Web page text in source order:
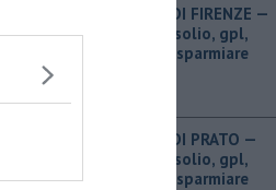
PROVINCIA DI FIRENZE — ​
Benzina, gasolio, gpl,
ecco dove risparmiare
PROVINCIA DI PRATO — ​
Benzina, gasolio, gpl,
ecco dove risparmiare